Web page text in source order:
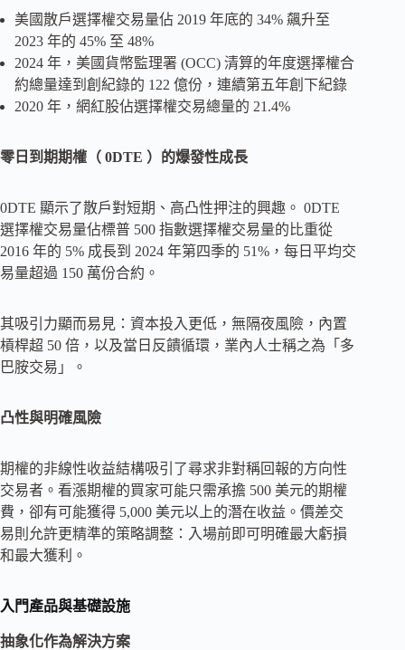
美國散戶選擇權交易量佔 2019 年底的 34% 飆升至
2023 年的 45% 至 48%
2024 年，美國貨幣監理署 (OCC) 清算的年度選擇權合
約總量達到創紀錄的 122 億份，連續第五年創下紀錄
2020 年，網​​紅股佔選擇權交易總量的 21.4%
零日到期期權（ 0DTE ）的爆發性成長
0DTE 顯示了散戶對短期、高凸性押注的興趣。 0DTE
選擇權交易量佔標普 500 指數選擇權交易量的比重從
2016 年的 5% 成長到 2024 年第四季的 51%，每日平均交
易量超過 150 萬份合約。
其吸引力顯而易見：資本投入更低，無隔夜風險，內置
槓桿超 50 倍，以及當日反饋循環，業內人士稱之為「多
巴胺交易」。
凸性與明確風險
期權的非線性收益結構吸引了尋求非對稱回報的方向性
交易者。看漲期權的買家可能只需承擔 500 美元的期權
費，卻有可能獲得 5,000 美元以上的潛在收益。價差交
易則允許更精準的策略調整：入場前即可明確最大虧損
和最大獲利。
入門產品與基礎設施
抽象化作為解決方案